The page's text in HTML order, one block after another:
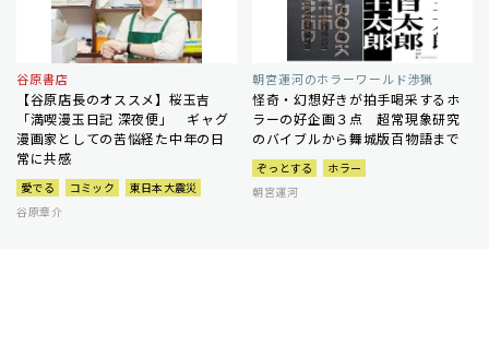
谷原書店
【谷原店長のオススメ】桜玉吉
「満喫漫玉日記 深夜便」 ギャグ
漫画家としての苦悩経た中年の日
常に共感
愛でる コミック
東日本大震災
谷原章介
朝宮運河のホラーワールド渉猟
怪奇・幻想好きが拍手喝采するホ
ラーの好企画３点 超常現象研究
のバイブルから舞城版百物語まで
ぞっとする
ホラー
朝宮運河